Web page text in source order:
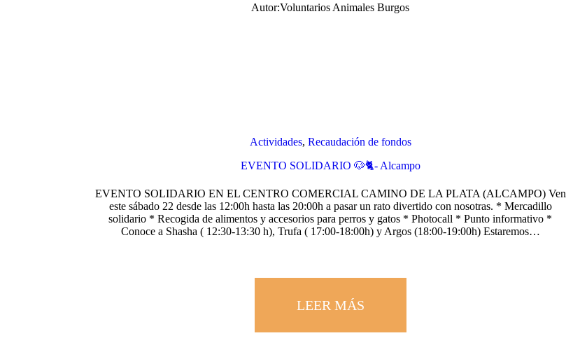
Autor:Voluntarios Animales Burgos
Actividades, Recaudación de fondos
EVENTO SOLIDARIO 🐶🐈- Alcampo
EVENTO SOLIDARIO EN EL CENTRO COMERCIAL CAMINO DE LA PLATA (ALCAMPO) Ven
este sábado 22 desde las 12:00h hasta las 20:00h a pasar un rato divertido con nosotras. * Mercadillo
solidario * Recogida de alimentos y accesorios para perros y gatos * Photocall * Punto informativo *
Conoce a Shasha ( 12:30-13:30 h), Trufa ( 17:00-18:00h) y Argos (18:00-19:00h) Estaremos…
LEER MÁS